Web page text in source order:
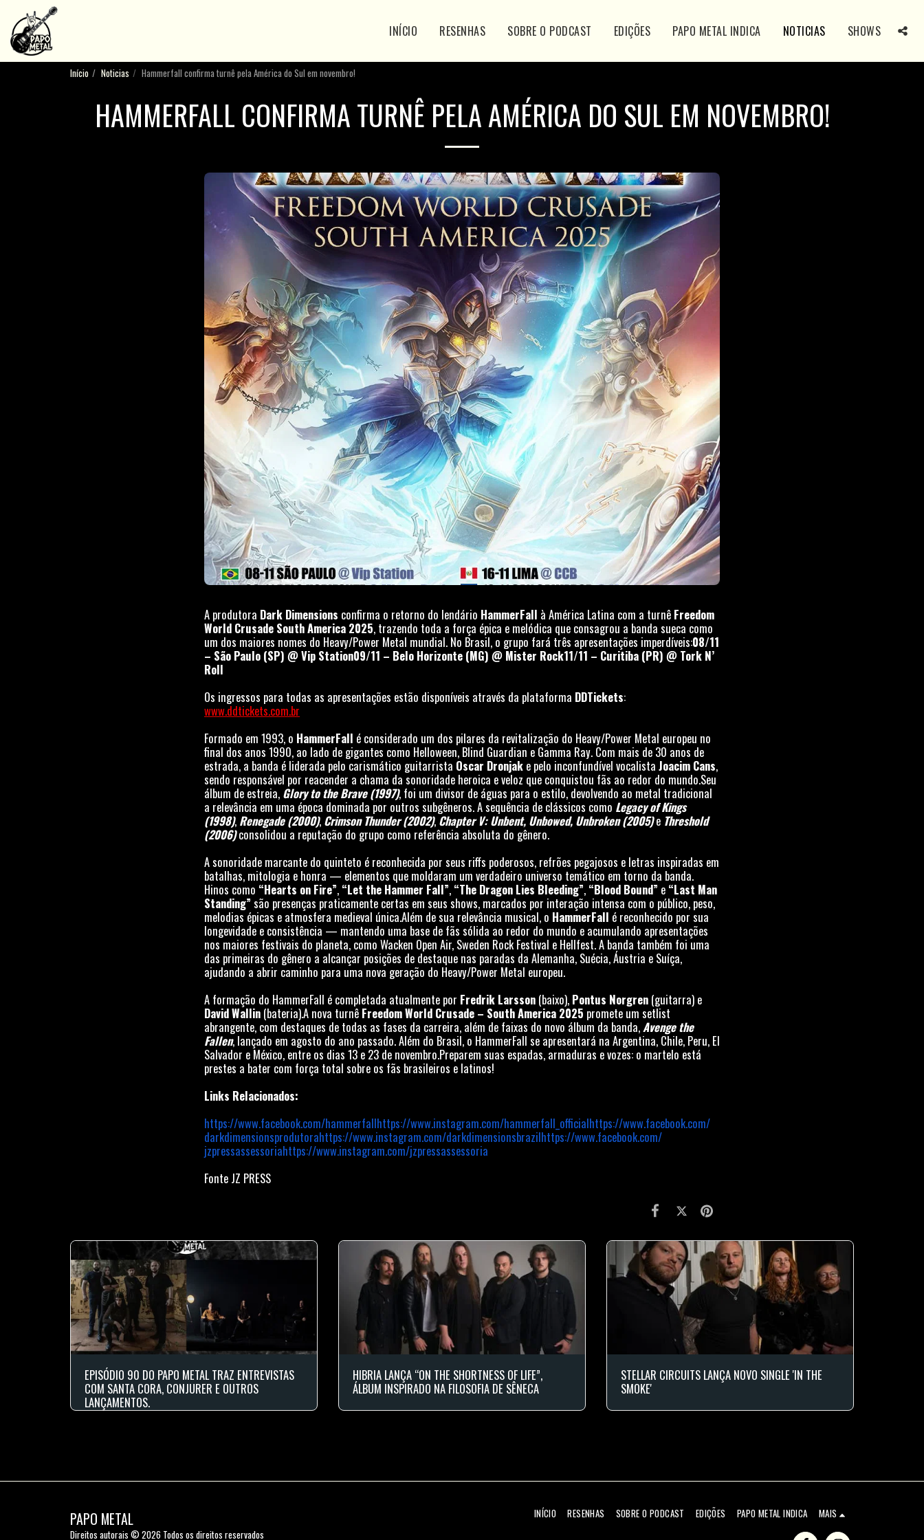
INÍCIO RESENHAS SOBRE O PODCAST EDIÇÕES PAPO METAL INDICA NOTICIAS SHOWS
Início Noticias Hammerfall confirma turnê pela América do Sul em novembro!
HAMMERFALL CONFIRMA TURNÊ PELA AMÉRICA DO SUL EM NOVEMBRO!
A produtora Dark Dimensions confirma o retorno do lendário HammerFall à América Latina com a turnê Freedom
World Crusade South America 2025, trazendo toda a força épica e melódica que consagrou a banda sueca como
um dos maiores nomes do Heavy/Power Metal mundial. No Brasil, o grupo fará três apresentações imperdíveis:08/11
– São Paulo (SP) @ Vip Station09/11 – Belo Horizonte (MG) @ Mister Rock11/11 – Curitiba (PR) @ Tork N’
Roll
Os ingressos para todas as apresentações estão disponíveis através da plataforma DDTickets:
www.ddtickets.com.br
Formado em 1993, o HammerFall é considerado um dos pilares da revitalização do Heavy/Power Metal europeu no
final dos anos 1990, ao lado de gigantes como Helloween, Blind Guardian e Gamma Ray. Com mais de 30 anos de
estrada, a banda é liderada pelo carismático guitarrista Oscar Dronjak e pelo inconfundível vocalista Joacim Cans,
sendo responsável por reacender a chama da sonoridade heroica e veloz que conquistou fãs ao redor do mundo.Seu
álbum de estreia, Glory to the Brave (1997), foi um divisor de águas para o estilo, devolvendo ao metal tradicional
a relevância em uma época dominada por outros subgêneros. A sequência de clássicos como Legacy of Kings
(1998), Renegade (2000), Crimson Thunder (2002), Chapter V: Unbent, Unbowed, Unbroken (2005)e Threshold
(2006)consolidou a reputação do grupo como referência absoluta do gênero.
A sonoridade marcante do quinteto é reconhecida por seus riffs poderosos, refrões pegajosos e letras inspiradas em
batalhas, mitologia e honra — elementos que moldaram um verdadeiro universo temático em torno da banda.
Hinos como “Hearts on Fire”, “Let the Hammer Fall”, “The Dragon Lies Bleeding”, “Blood Bound” e “Last Man
Standing” são presenças praticamente certas em seus shows, marcados por interação intensa com o público, peso,
melodias épicas e atmosfera medieval única.Além de sua relevância musical, o HammerFall é reconhecido por sua
longevidade e consistência — mantendo uma base de fãs sólida ao redor do mundo e acumulando apresentações
nos maiores festivais do planeta, como Wacken Open Air, Sweden Rock Festival e Hellfest. A banda também foi uma
das primeiras do gênero a alcançar posições de destaque nas paradas da Alemanha, Suécia, Áustria e Suíça,
ajudando a abrir caminho para uma nova geração do Heavy/Power Metal europeu.
A formação do HammerFall é completada atualmente por Fredrik Larsson (baixo), Pontus Norgren (guitarra) e
David Wallin (bateria).A nova turnê Freedom World Crusade – South America 2025 promete um setlist
abrangente, com destaques de todas as fases da carreira, além de faixas do novo álbum da banda, Avenge the
Fallen, lançado em agosto do ano passado. Além do Brasil, o HammerFall se apresentará na Argentina, Chile, Peru, El
Salvador e México, entre os dias 13 e 23 de novembro.Preparem suas espadas, armaduras e vozes: o martelo está
prestes a bater com força total sobre os fãs brasileiros e latinos!
Links Relacionados:
https://www.facebook.com/hammerfallhttps://www.instagram.com/hammerfall_officialhttps://www.facebook.com/
darkdimensionsprodutorahttps://www.instagram.com/darkdimensionsbrazilhttps://www.facebook.com/
jzpressassessoriahttps://www.instagram.com/jzpressassessoria
Fonte JZ PRESS
EPISÓDIO 90 DO PAPO METAL TRAZ ENTREVISTAS
COM SANTA CORA, CONJURER E OUTROS
LANÇAMENTOS.
HIBRIA LANÇA “ON THE SHORTNESS OF LIFE”,
ÁLBUM INSPIRADO NA FILOSOFIA DE SÊNECA
STELLAR CIRCUITS LANÇA NOVO SINGLE 'IN THE
SMOKE'
PAPO METAL
Direitos autorais © 2026 Todos os direitos reservados
INÍCIO RESENHAS SOBRE O PODCAST EDIÇÕES PAPO METAL INDICA MAIS